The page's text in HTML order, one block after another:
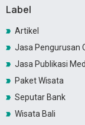
Label
Artikel
Jasa Pengurusan
Jasa Publikasi
Paket Wisata
Seputar Bank
Wisata Bali